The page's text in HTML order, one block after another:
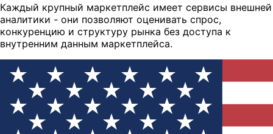
Каждый крупный маркетплейс имеет сервисы внешней
аналитики - они позволяют оценивать спрос,
конкуренцию и структуру рынка без доступа к
внутренним данным маркетплейса.